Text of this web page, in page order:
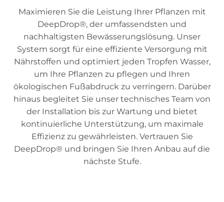
Maximieren Sie die Leistung Ihrer Pflanzen mit
DeepDrop®, der umfassendsten und
nachhaltigsten Bewässerungslösung. Unser
System sorgt für eine effiziente Versorgung mit
Nährstoffen und optimiert jeden Tropfen Wasser,
um Ihre Pflanzen zu pflegen und Ihren
ökologischen Fußabdruck zu verringern. Darüber
hinaus begleitet Sie unser technisches Team von
der Installation bis zur Wartung und bietet
kontinuierliche Unterstützung, um maximale
Effizienz zu gewährleisten. Vertrauen Sie
DeepDrop® und bringen Sie Ihren Anbau auf die
nächste Stufe.